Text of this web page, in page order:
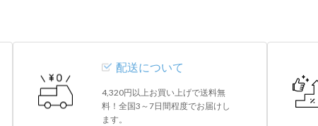
配送について
4,320円以上お買い上げで送料無
料！全国3～7日間程度でお届けし
ます。